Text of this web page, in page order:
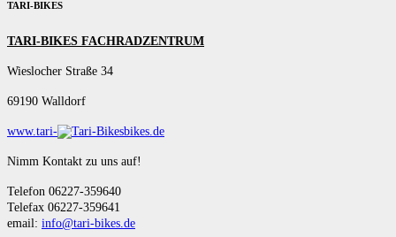
TARI-BIKES
TARI-BIKES FACHRADZENTRUM
Wieslocher Straße 34
69190 Walldorf
www.tari- bikes.de
Nimm Kontakt zu uns auf!
Telefon 06227-359640
Telefax 06227-359641
email: info@tari-bikes.de